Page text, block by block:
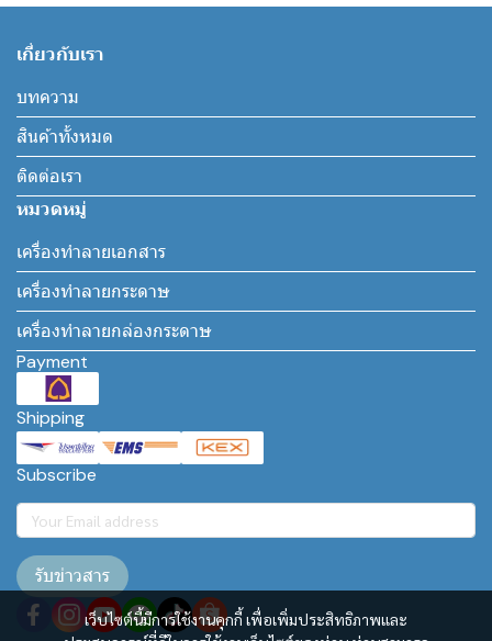
เว็บไซต์นี้มีการใช้งานคุกกี้ เพื่อเพิ่มประสิทธิภาพและ
เกี่ยวกับเรา
บทความ
สินค้าทั้งหมด
ติดต่อเรา
หมวดหมู่
เครื่องทำลายเอกสาร
เครื่องทำลายกระดาษ
เครื่องทำลายกล่องกระดาษ
Payment
Shipping
Subscribe
รับข่าวสาร